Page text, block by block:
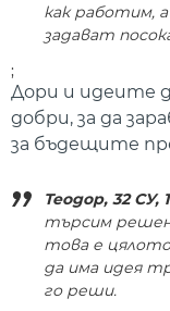
как работим,
задават
;
Дори и идеите
добри, за да
за бъдещите
Теодор, 32 СУ,
търсим
това е
да има идея
го реши.